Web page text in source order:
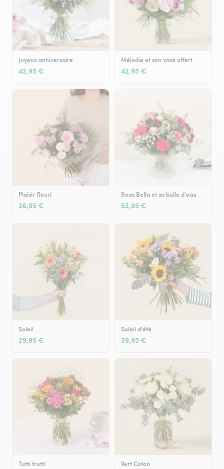
Joyeux anniversaire
42,95 €
Mélodie et son vase offert
42,95 €
Plaisir fleuri
36,95 €
Rosa Bella et sa bulle d'eau
53,95 €
Soleil
29,95 €
Soleil d'été
39,95 €
Tutti frutti Vert Coton